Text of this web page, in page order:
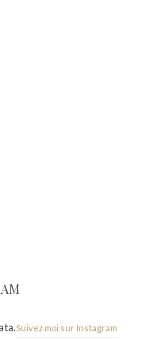
Suivez moi sur Instagram